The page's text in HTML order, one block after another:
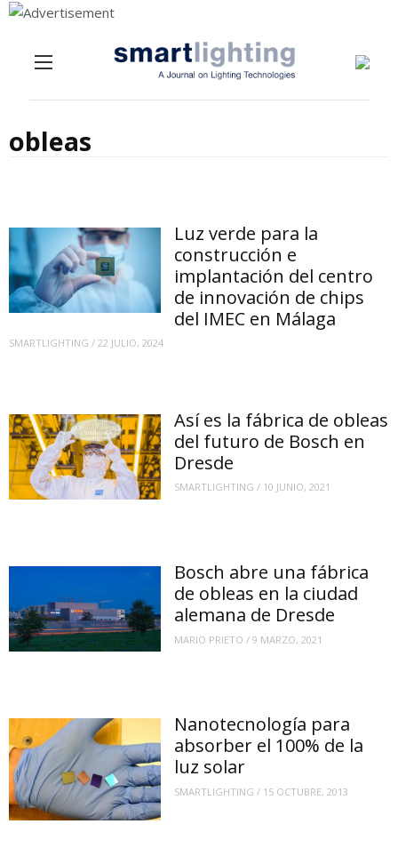
obleas
Luz verde para la
construcción e
implantación del centro
de innovación de chips
del IMEC en Málaga
SMARTLIGHTING / 22 JULIO, 2024
Así es la fábrica de obleas
del futuro de Bosch en
Dresde
SMARTLIGHTING / 10 JUNIO, 2021
Bosch abre una fábrica
de obleas en la ciudad
alemana de Dresde
MARIO PRIETO /9 MARZO, 2021
Nanotecnología para
absorber el 100% de la
luz solar
SMARTLIGHTING / 15 OCTUBRE, 2013